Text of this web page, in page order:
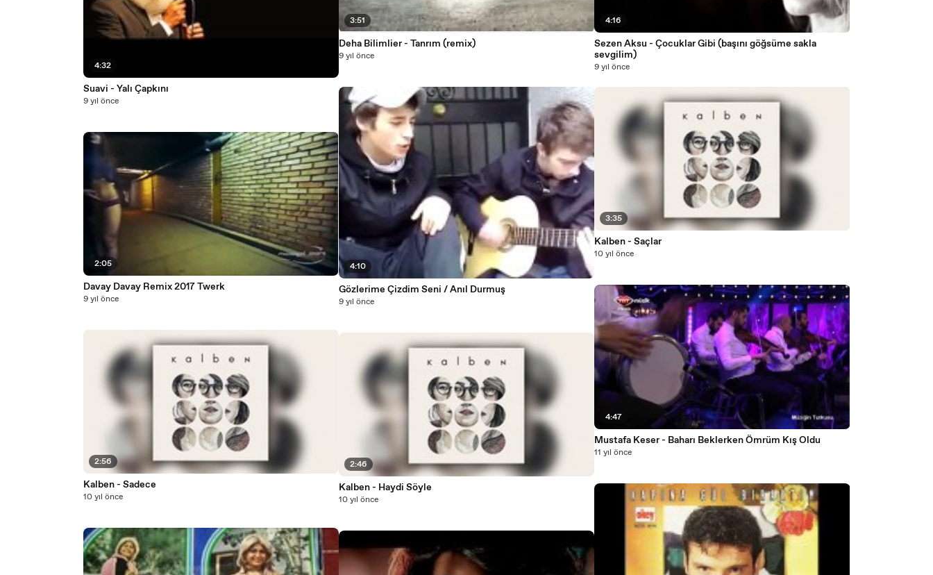
4:32
Suavi - Yalı Çapkını
9 yıl önce
2:05
Davay Davay Remix 2017 Twerk
9 yıl önce
2:56
Kalben - Sadece
10 yıl önce
3:51
Deha Bilimlier - Tanrım (remix)
9 yıl önce
4:10
Gözlerime Çizdim Seni / Anıl Durmuş
9 yıl önce
2:46
Kalben - Haydi Söyle
10 yıl önce
4:16
Sezen Aksu - Çocuklar Gibi (başını göğsüme sakla
sevgilim)
9 yıl önce
3:35
Kalben - Saçlar
10 yıl önce
4:47
Mustafa Keser - Baharı Beklerken Ömrüm Kış Oldu
11 yıl önce